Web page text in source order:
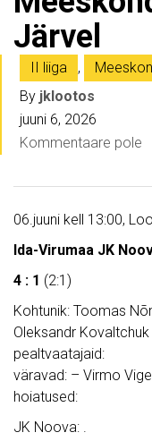
Järvel
II liiga ,
By jklootos
juuni 6, 2026
Kommentaare pole
06.juuni kell 13:00,
Ida-Virumaa JK
4 : 1 (2:1)
Kohtunik: Toomas
Oleksandr Kovaltchuk
pealtvaatajaid:
väravad: – Virmo
hoiatused:
JK Noova: .